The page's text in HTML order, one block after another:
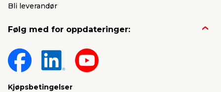
Bli leverandør
Følg med for oppdateringer:
Kjøpsbetingelser